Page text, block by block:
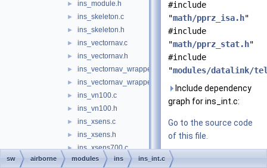
► ins_module.h
► ins_skeleton.c
► ins_skeleton.h
► ins_vectornav.c
► ins_vectornav.h
► ins_vectornav_wrapper.c
► ins_vectornav_wrapper.h
► ins_vn100.c
► ins_vn100.h
► ins_xsens.c
► ins_xsens.h
► ins_xsens700.c
► ins_xsens700.h
#include
"math/pprz_isa.h"
#include
"math/pprz_stat.h"
#include
"modules/datalink/
Include dependency
graph for ins_int.c:
Go to the source code
of this file.
sw airborne modules ins ins_int.c